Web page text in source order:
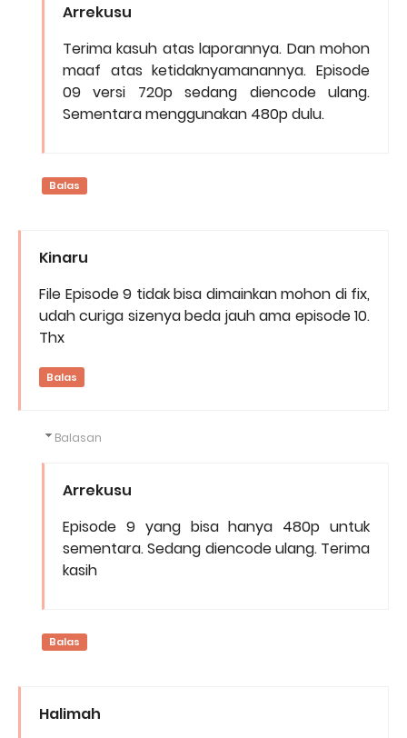
Arrekusu
Terima kasuh atas laporannya. Dan mohon
maaf atas ketidaknyamanannya. Episode
09 versi 720p sedang diencode ulang.
Sementara menggunakan 480p dulu.
Balas
Kinaru
File Episode 9 tidak bisa dimainkan mohon di fix,
udah curiga sizenya beda jauh ama episode 10.
Thx
Balas
Balasan
Arrekusu
Episode 9 yang bisa hanya 480p untuk
sementara. Sedang diencode ulang. Terima
kasih
Balas
Halimah